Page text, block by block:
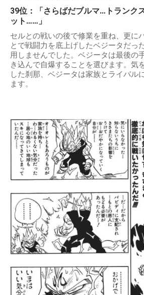
39位：「さらばだブルマ…トランク
ット……」
セルとの戦いの後で修業を重ね、更に
とで戦闘力を底上げしたベジータだっ
用しませんでした。ベジータは最後の
き込んで自爆することを選びます。気
した刹那、ベジータは家族とライバル
ます。